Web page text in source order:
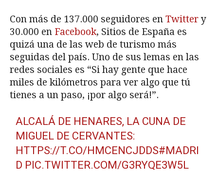
Con más de 137.000 seguidores en Twittery
30.000 en Facebook, Sitios de España es
quizá una de las web de turismo más
seguidas del país. Uno de sus lemas en las
redes sociales es “Si hay gente que hace
miles de kilómetros para ver algo que tú
tienes a un paso, ¡por algo será!”.
ALCALÁ DE HENARES, LA CUNA DE
MIGUEL DE CERVANTES:
HTTPS://T.CO/HMCENCJDDS#MADRI
D PIC.TWITTER.COM/G3RYQE3W5L